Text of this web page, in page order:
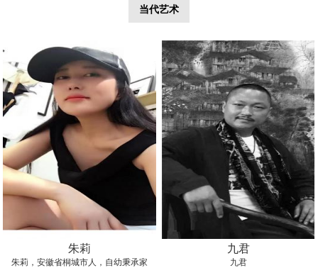
当代艺术
朱莉
朱莉，安徽省桐城市人，自幼秉承家
九君
九君